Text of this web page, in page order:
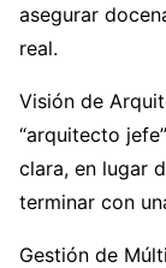
asegurar
real.
Visión de
“arquitecto
clara, en lugar
terminar con
Gestión de